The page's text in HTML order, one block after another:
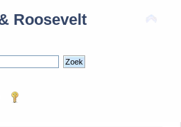
Roosevelt